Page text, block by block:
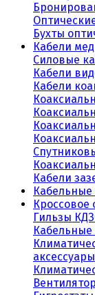
Бухты
Кабели
Силовые
Кабели
Кабели
Кабели
Кабельные
Кроссовое
Гильзы
Кабельные
аксессуары